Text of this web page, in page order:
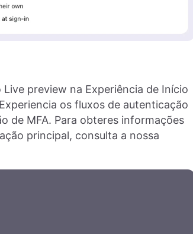
preview na Experiência de Início
os fluxos de autenticação
de MFA. Para obteres informações
principal, consulta a nossa